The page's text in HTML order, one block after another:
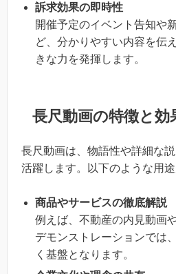
訴求効果の即時性
開催予定のイベント告知や
ど、分かりやすい内容を伝
きな力を発揮します。
長尺動画の特徴と効
長尺動画は、物語性や詳細な
活躍します。以下のような用途
商品やサービスの徹底解説
例えば、不動産の内見動画
デモンストレーションでは
く基盤となります。